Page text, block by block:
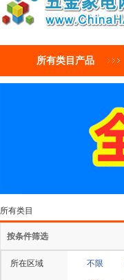
所有类目产品
所有类目
按条件筛选
所在区域 不限